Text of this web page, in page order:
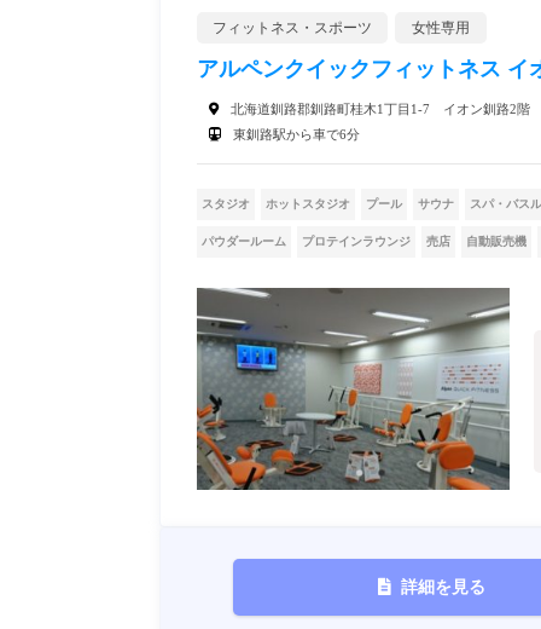
フィットネス・スポーツ 女性専用
アルペンクイックフィットネス イ
北海道釧路郡釧路町桂木1丁目1-7 イオン釧路2階
東釧路駅から車で6分
スタジオ ホットスタジオ プール サウナ スパ・バス
パウダールーム プロテインラウンジ 売店 自動販売機
詳細を見る